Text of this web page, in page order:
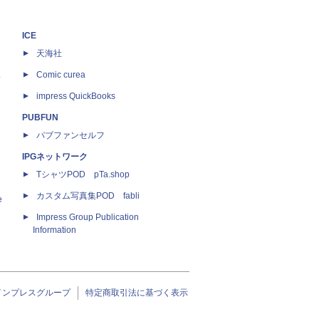
ICE
天海社
Comic curea
impress QuickBooks
PUBFUN
パブファンセルフ
IPGネットワーク
TシャツPOD pTa.shop
カスタム写真集POD fabli
Impress Group Publication
Information
ンプレスグループ 特定商取引法に基づく表示